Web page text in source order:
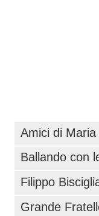
Amici di Maria
Ballando con
Filippo
Grande